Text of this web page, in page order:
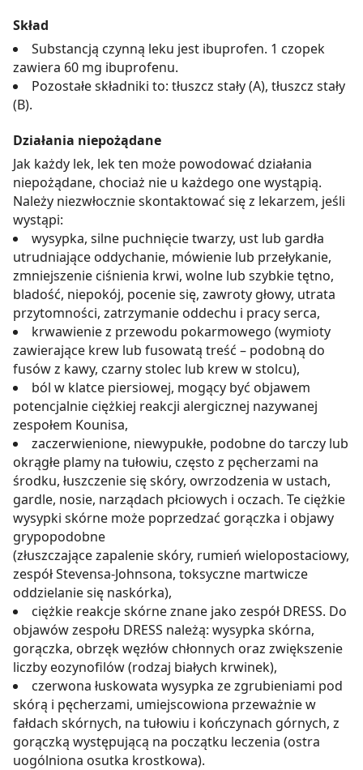
Skład
Substancją czynną leku jest ibuprofen. 1 czopek
zawiera 60 mg ibuprofenu.
Pozostałe składniki to: tłuszcz stały (A), tłuszcz stały
(B).
Działania niepożądane
Jak każdy lek, lek ten może powodować działania
niepożądane, chociaż nie u każdego one wystąpią.
Należy niezwłocznie skontaktować się z lekarzem, jeśli
wystąpi:
wysypka, silne puchnięcie twarzy, ust lub gardła
utrudniające oddychanie, mówienie lub przełykanie,
zmniejszenie ciśnienia krwi, wolne lub szybkie tętno,
bladość, niepokój, pocenie się, zawroty głowy, utrata
przytomności, zatrzymanie oddechu i pracy serca,
krwawienie z przewodu pokarmowego (wymioty
zawierające krew lub fusowatą treść – podobną do
fusów z kawy, czarny stolec lub krew w stolcu),
ból w klatce piersiowej, mogący być objawem
potencjalnie ciężkiej reakcji alergicznej nazywanej
zespołem Kounisa,
zaczerwienione, niewypukłe, podobne do tarczy lub
okrągłe plamy na tułowiu, często z pęcherzami na
środku, łuszczenie się skóry, owrzodzenia w ustach,
gardle, nosie, narządach płciowych i oczach. Te ciężkie
wysypki skórne może poprzedzać gorączka i objawy
grypopodobne
(złuszczające zapalenie skóry, rumień wielopostaciowy,
zespół Stevensa-Johnsona, toksyczne martwicze
oddzielanie się naskórka),
ciężkie reakcje skórne znane jako zespół DRESS. Do
objawów zespołu DRESS należą: wysypka skórna,
gorączka, obrzęk węzłów chłonnych oraz zwiększenie
liczby eozynofilów (rodzaj białych krwinek),
czerwona łuskowata wysypka ze zgrubieniami pod
skórą i pęcherzami, umiejscowiona przeważnie w
fałdach skórnych, na tułowiu i kończynach górnych, z
gorączką występującą na początku leczenia (ostra
uogólniona osutka krostkowa).